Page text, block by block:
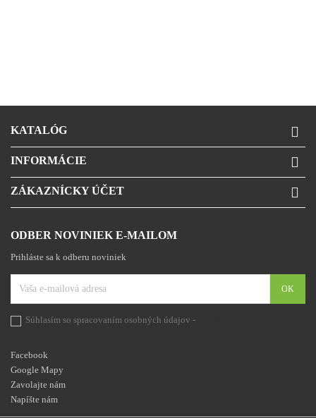
KATALÓG 
INFORMÁCIE 
ZÁKAZNÍCKY ÚČET 
ODBER NOVINIEK E-MAILOM
Prihláste sa k odberu noviniek
Súhlasím so spracovaním osobných údajov -
Facebook
Google Mapy
Zavolajte nám
Napíšte nám